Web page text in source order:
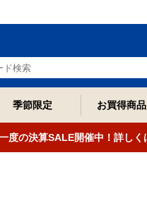
季節限定 お買得商品
度の決算SALE開催中！詳しく